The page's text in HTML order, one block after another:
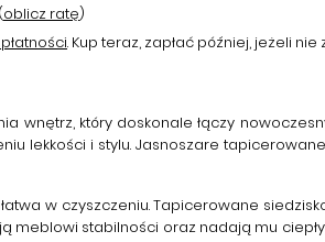
oblicz ratę)
. Kup teraz, zapłać później, jeżeli nie
wnętrz, który doskonale łączy
lekkości i stylu. Jasnoszare tapicerowane
w czyszczeniu.Tapicerowane
stabilności oraz nadają mu